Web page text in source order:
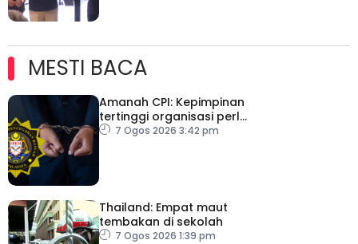
MESTI BACA
Amanah CPI: Kepimpinan
tertinggi organisasi perlu
pacu reformasi radikal
7 Ogos 2026 3:42 pm
Thailand: Empat maut
tembakan di sekolah
7 Ogos 2026 1:39 pm